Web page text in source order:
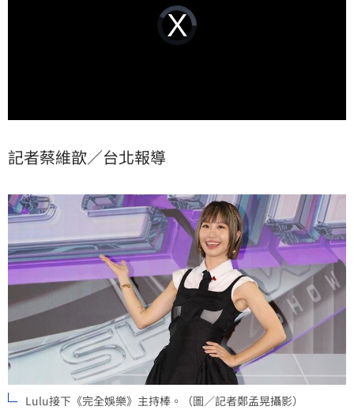
Video
Player
loading.
記者蔡維歆／台北報導
Lulu接下《完全娛樂》主持棒。（圖／記者鄭孟晃攝影）